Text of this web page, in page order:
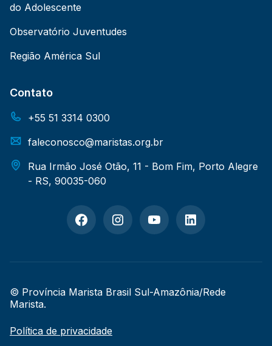
do Adolescente
Observatório Juventudes
Região América Sul
Contato
+55 51 3314 0300
faleconosco@maristas.org.br
Rua Irmão José Otão, 11 - Bom Fim, Porto Alegre
- RS, 90035-060
© Província Marista Brasil Sul-Amazônia/Rede
Marista.
Política de privacidade